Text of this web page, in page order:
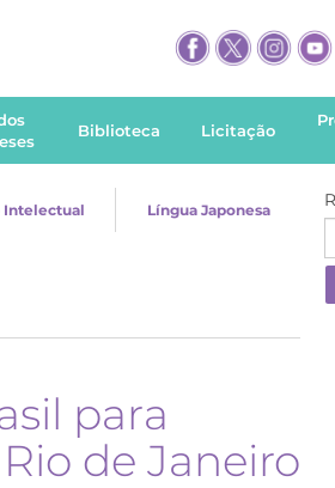
Biblioteca Licitação
Intelectual Língua Japonesa
para
de Janeiro